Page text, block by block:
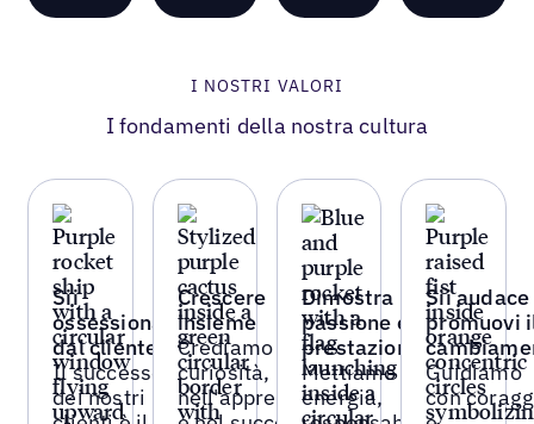
I NOSTRI VALORI
I fondamenti della nostra cultura
Sii
ossessionato
dal cliente
Il successo
dei nostri
Crescere
insieme
Crediamo nella
curiosità,
nell'apprendimento
Dimostra
passione e
prestazioni
Mettiamo
energia,
Sii audace
promuovi
Guidiamo
con